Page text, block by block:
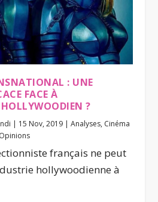
: UNE
FACE À
?
15 Nov, 2019 |Analyses, Cinéma
Opinions
français ne peut
hollywoodienne à